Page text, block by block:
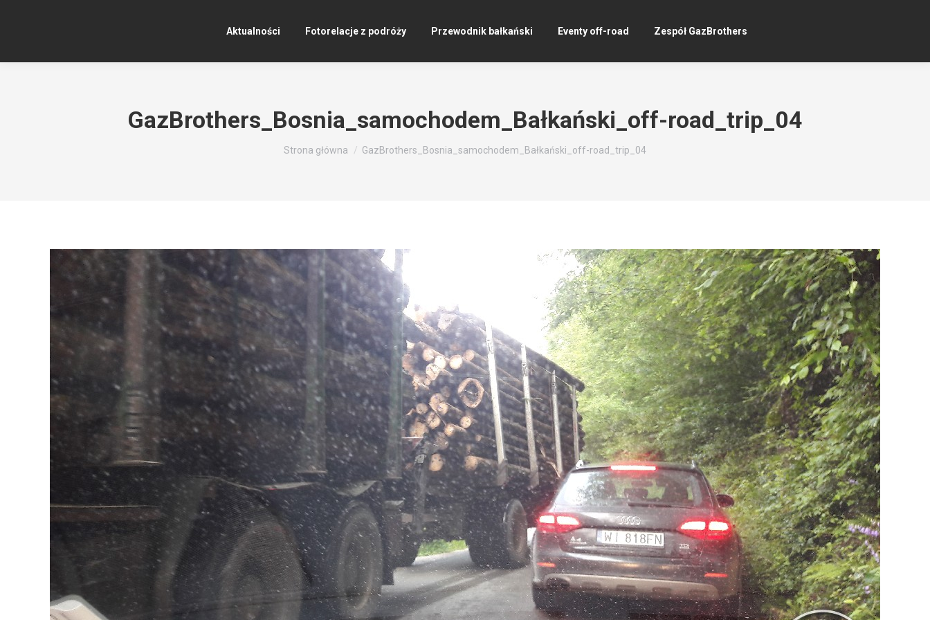
Aktualności Fotorelacje z podróży Przewodnik bałkański Eventy off-road Zespół GazBrothers
GazBrothers_Bosnia_samochodem_Bałkański_off-road_trip_04
Jesteś tutaj:
Strona główna GazBrothers_Bosnia_samochodem_Bałkański_off-road_trip_04